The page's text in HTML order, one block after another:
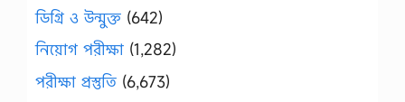
ডিগ্রি ও উন্মুক্ত (642)
নিয়োগ পরীক্ষা (1,282)
পরীক্ষা প্রস্তুতি (6,673)